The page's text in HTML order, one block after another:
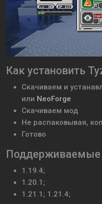
Как установить
Скачиваем и
или NeoForge
Скачиваем мод
Не распаковывая,
Готово
Поддерживаемые
1.19.4;
1.20.1;
1.21.1; 1.21.4;